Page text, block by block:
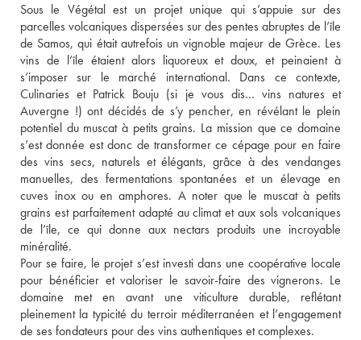
Sous le Végétal est un projet unique qui s’appuie sur des
parcelles volcaniques dispersées sur des pentes abruptes de l’île
de Samos, qui était autrefois un vignoble majeur de Grèce. Les
vins de l’île étaient alors liquoreux et doux, et peinaient à
s’imposer sur le marché international. Dans ce contexte,
Culinaries et Patrick Bouju (si je vous dis… vins natures et
Auvergne !) ont décidés de s’y pencher, en révélant le plein
potentiel du muscat à petits grains. La mission que ce domaine
s’est donnée est donc de transformer ce cépage pour en faire
des vins secs, naturels et élégants, grâce à des vendanges
manuelles, des fermentations spontanées et un élevage en
cuves inox ou en amphores. A noter que le muscat à petits
grains est parfaitement adapté au climat et aux sols volcaniques
de l’île, ce qui donne aux nectars produits une incroyable
minéralité.
Pour se faire, le projet s’est investi dans une coopérative locale
pour bénéficier et valoriser le savoir-faire des vignerons. Le
domaine met en avant une viticulture durable, reflétant
pleinement la typicité du terroir méditerranéen et l’engagement
de ses fondateurs pour des vins authentiques et complexes.